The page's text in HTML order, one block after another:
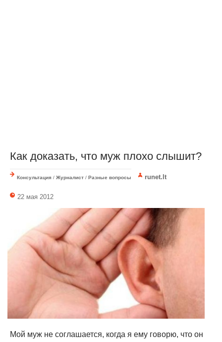
Как доказать, что муж плохо слышит?
Консультация / Журналист / Разные вопросы runet.lt
22 мая 2012
Мой муж не соглашается, когда я ему говорю, что он